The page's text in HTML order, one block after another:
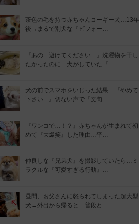
茶色の毛を持つ赤ちゃんコーギー犬…13年
後→まるで別犬な『ビフォー…
『あの…避けてください…』洗濯物を干し
たかったのに…犬がしていた『…
犬の前でスマホをいじった結果…『やめて
下さい…』切ない声で『文句…
『ワンコで…！？』赤ちゃんが生まれて初
めて『大爆笑』した理由…平…
仲良しな『兄弟犬』を撮影していたら…ミ
ラクルな『可愛すぎる行動』…
昼間、お父さんに怒られてしまった超大型
犬→外出から帰ると…普段と…